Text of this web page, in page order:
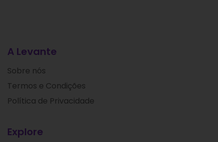
A Levante
Sobre nós
Termos e Condições
Política de Privacidade
Explore